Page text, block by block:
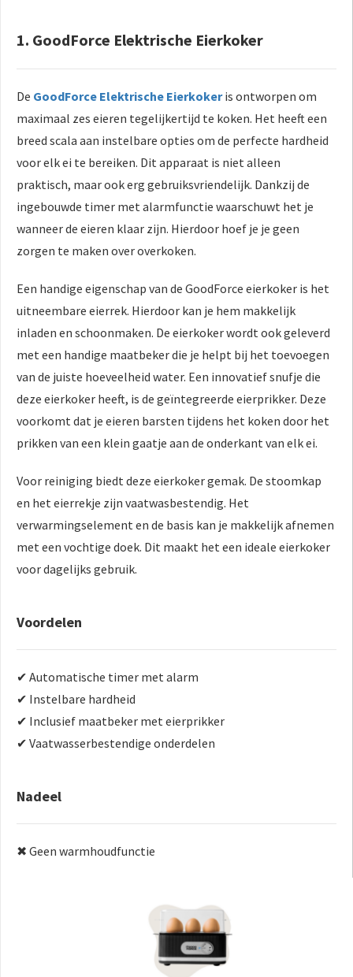
1. GoodForce Elektrische Eierkoker
De GoodForce Elektrische Eierkokeris ontworpen om
maximaal zes eieren tegelijkertijd te koken. Het heeft een
breed scala aan instelbare opties om de perfecte hardheid
voor elk ei te bereiken. Dit apparaat is niet alleen
praktisch, maar ook erg gebruiksvriendelijk. Dankzij de
ingebouwde timer met alarmfunctie waarschuwt het je
wanneer de eieren klaar zijn. Hierdoor hoef je je geen
zorgen te maken over overkoken.
Een handige eigenschap van de GoodForce eierkoker is het
uitneembare eierrek. Hierdoor kan je hem makkelijk
inladen en schoonmaken. De eierkoker wordt ook geleverd
met een handige maatbeker die je helpt bij het toevoegen
van de juiste hoeveelheid water. Een innovatief snufje die
deze eierkoker heeft, is de geïntegreerde eierprikker. Deze
voorkomt dat je eieren barsten tijdens het koken door het
prikken van een klein gaatje aan de onderkant van elk ei.
Voor reiniging biedt deze eierkoker gemak. De stoomkap
en het eierrekje zijn vaatwasbestendig. Het
verwarmingselement en de basis kan je makkelijk afnemen
met een vochtige doek. Dit maakt het een ideale eierkoker
voor dagelijks gebruik.
Voordelen
✔ Automatische timer met alarm
✔ Instelbare hardheid
✔ Inclusief maatbeker met eierprikker
✔ Vaatwasserbestendige onderdelen
Nadeel
✖ Geen warmhoudfunctie